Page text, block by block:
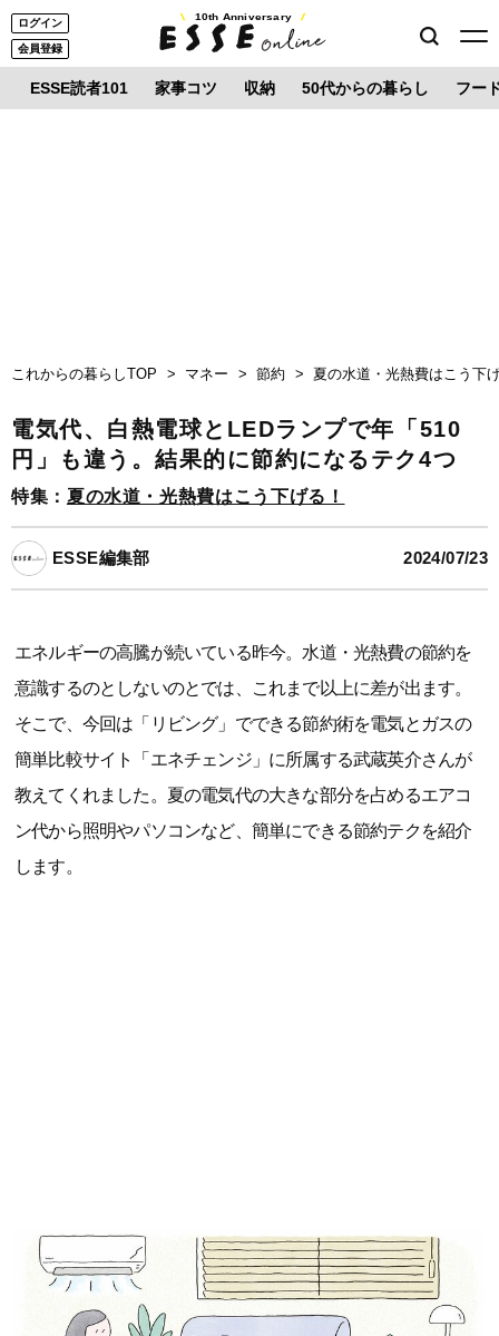
ログイン
会員登録
10th Anniversary
ESSE読者101 家事コツ 収納 50代からの暮らし フー
これからの暮らしTOP マネー 節約 夏の水道・光熱費はこう下
電気代、白熱電球とLEDランプで年「510
円」も違う。結果的に節約になるテク4つ
特集： 夏の水道・光熱費はこう下げる！
ESSE編集部 2024/07/23
エネルギーの高騰が続いている昨今。水道・光熱費の節約を
意識するのとしないのとでは、これまで以上に差が出ます。
そこで、今回は「リビング」でできる節約術を電気とガスの
簡単比較サイト「エネチェンジ」に所属する武蔵英介さんが
教えてくれました。夏の電気代の大きな部分を占めるエアコ
ン代から照明やパソコンなど、簡単にできる節約テクを紹介
します。